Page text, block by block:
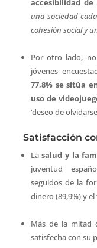
accesibilidad
una sociedad
cohesión social y
Por otro lado,
jóvenes
77,8% se sitúa
uso de
‘deseo de
Satisfacción
Lasalud y la
juventud
seguidos de la
dinero (89,9%) y
Más de la mitad
satisfecha con su